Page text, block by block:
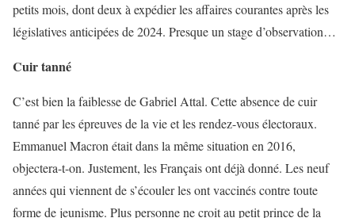
petits mois, dont deux à expédier les affaires courantes après les
législatives anticipées de 2024. Presque un stage d’observation…
Cuir tanné
C’est bien la faiblesse de Gabriel Attal. Cette absence de cuir
tanné par les épreuves de la vie et les rendez-vous électoraux.
Emmanuel Macron était dans la même situation en 2016,
objectera-t-on. Justement, les Français ont déjà donné. Les neuf
années qui viennent de s’écouler les ont vaccinés contre toute
forme de jeunisme. Plus personne ne croit au petit prince de la